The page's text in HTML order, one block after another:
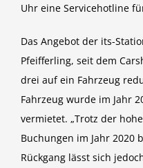
Uhr eine Servicehotline
Das Angebot der its-
Pfeifferling, seit dem
drei auf ein Fahrzeug
Fahrzeug wurde im Jahr
vermietet. „Trotz der
Buchungen im Jahr 2020
Rückgang lässt sich